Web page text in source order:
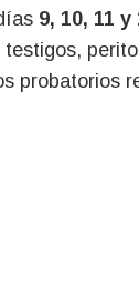
9, 10, 11
probatorios